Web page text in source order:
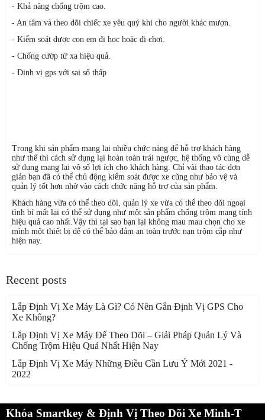
- Khả năng chống trộm cao.
- An tâm và theo dõi chiếc xe yêu quý khi cho người khác mượn.
- Kiểm soát được con em đi học hoặc đi chơi.
- Chống cướp từ xa hiệu quả.
- Định vị gps với sai số thấp
Trong khi sản phẩm mang lại nhiều chức năng để hỗ trợ khách hàng
như thế thì cách sử dụng lại hoàn toàn trái ngược, hệ thống vô cùng dễ
sử dụng mang lại vô số lợi ích cho khách hàng. Chỉ vài thao tác đơn
giản bạn đã có thể chủ động kiểm soát được xe cũng như bảo vệ và
quản lý tốt hơn nhờ vào cách chức năng hỗ trợ của sản phẩm.
Khách hàng vừa có thể theo dõi, quản lý xe vừa có thể theo dõi ngoại
tình bí mất lại có thể sử dụng như một sản phẩm chống trộm mang tính
hiệu quả cao nhất.Vậy thì tại sao bạn lại không mau mau chọn cho xe
mình một thiết bị để có thể bảo đảm an toàn trước nạn trộm cắp như
hiện nay.
Recent posts
Lắp Định Vị Xe Máy Là Gì? Có Nên Gắn Định Vị GPS Cho
Xe Không?
Lắp Định Vị Xe Máy Để Theo Dõi – Giải Pháp Quản Lý Và
Chống Trộm Hiệu Quả Nhất Hiện Nay
Lắp Định Vị Xe Máy Những Điều Cần Lưu Ý Mới 2021 -
2022
Khóa Smartkey & Định Vị Theo Dõi Xe Minh-T